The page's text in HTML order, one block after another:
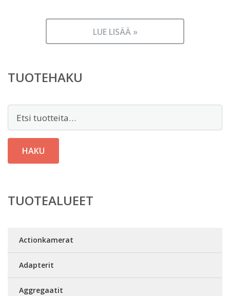
LUE LISÄÄ »
TUOTEHAKU
HAKU
TUOTEALUEET
Actionkamerat
Adapterit
Aggregaatit